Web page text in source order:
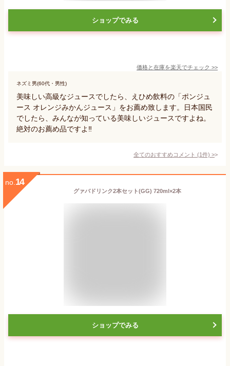
ショップでみる
価格と在庫を楽天でチェック >>
ネズミ男(60代・男性)
美味しい高級なジュースでしたら、えひめ飲料の「ポンジュ
ース オレンジみかんジュース」をお薦め致します。日本国民
でしたら、みんなが知っている美味しいジュースですよね。
絶対のお薦め品ですよ‼️
全てのおすすめコメント (1件) >
no. 14
グァバドリンク2本セット(GG) 720ml×2本
ショップでみる